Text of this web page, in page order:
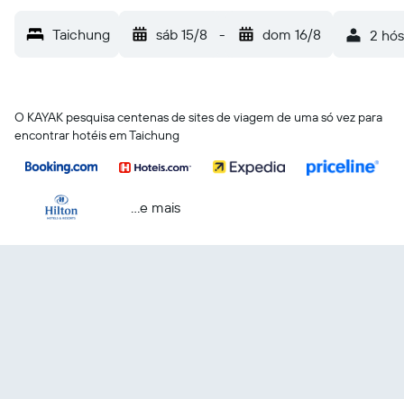
Taichung sáb 15/8 - dom 16/8 2
O KAYAK pesquisa centenas de sites de viagem de uma só vez para
encontrar hotéis em Taichung
...e mais